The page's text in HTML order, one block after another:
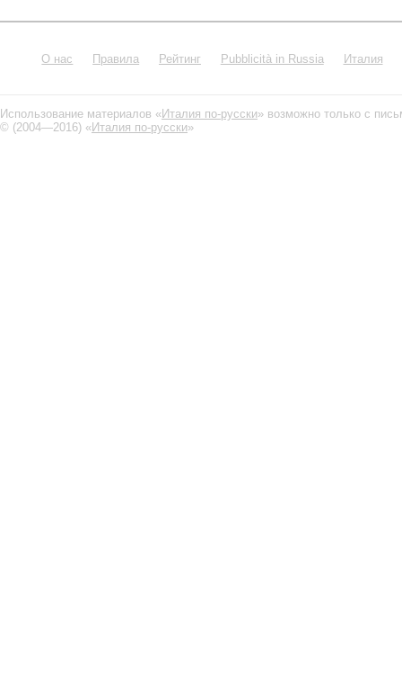
О нас Правила Рейтинг Pubblicità in Russia Италия
Использование материалов «Италия по-русски» возможно только с
© (2004—2016) «Италия по-русски»